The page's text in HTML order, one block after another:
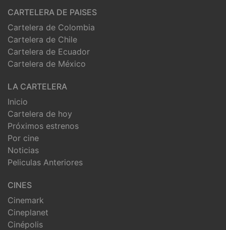
CARTELERA DE PAISES
Cartelera de Colombia
Cartelera de Chile
Cartelera de Ecuador
Cartelera de México
LA CARTELERA
Inicio
Cartelera de hoy
Próximos estrenos
Por cine
Noticias
Peliculas Anteriores
CINES
Cinemark
Cineplanet
Cinépolis